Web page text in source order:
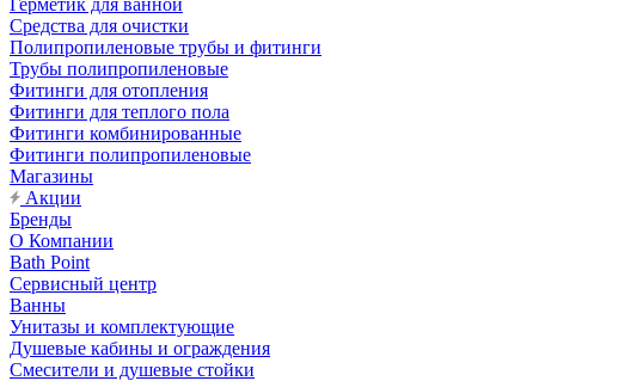
Герметик для ванной
Средства для очистки
Полипропиленовые трубы и фитинги
Трубы полипропиленовые
Фитинги для отопления
Фитинги для теплого пола
Фитинги комбинированные
Фитинги полипропиленовые
Магазины
Акции
Бренды
О Компании
Bath Point
Сервисный центр
Ванны
Унитазы и комплектующие
Душевые кабины и ограждения
Смесители и душевые стойки